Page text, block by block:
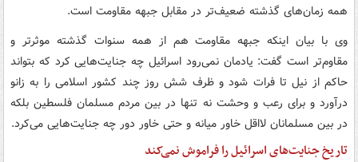
همه زمان‌های گذشته ضعیف‌تر در مقابل جبهه مقاومت است.
وی با بیان اینکه جبهه مقاومت هم از همه سنوات گذشته موثرتر و
مقاوم‌تر است گفت: یادمان نمی‌رود اسرائیل چه جنایت‌هایی کرد که بتواند
حاکم از نیل تا فرات شود و ظرف شش روز چند کشور اسلامی را به زانو
درآورد و برای رعب و وحشت نه تنها در بین مردم مسلمان فلسطین بلکه
در بین مسلمانان لااقل خاور میانه و حتی خاور دور چه جنایت‌هایی می‌کرد.
تاریخ جنایت‌های اسرائیل را فراموش نمی‌کند